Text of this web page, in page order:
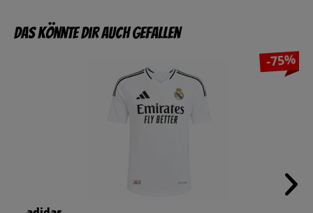
Das könnte dir auch gefallen
-75%